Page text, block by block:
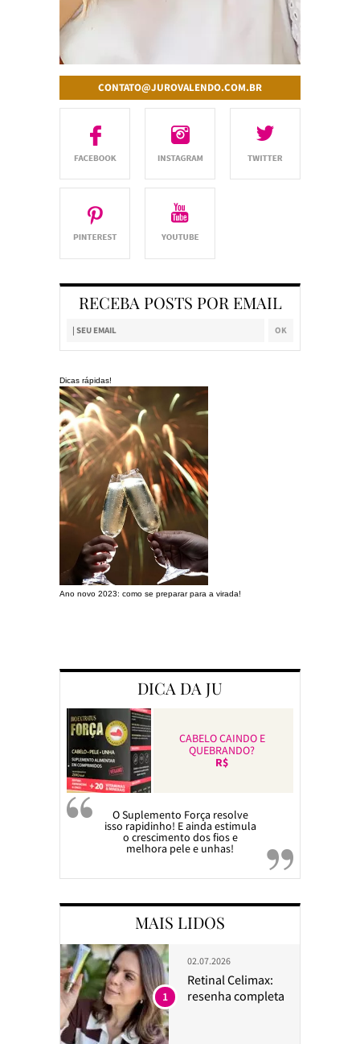
CONTATO@JUROVALENDO.COM.BR
RECEBA POSTS POR EMAIL
Dicas rápidas!
Ano novo 2023: como se preparar para a virada!
DICA DA JU
CABELO CAINDO E
QUEBRANDO?
R$
O Suplemento Força resolve
isso rapidinho! E ainda estimula
o crescimento dos fios e
melhora pele e unhas!
MAIS LIDOS
02.07.2026
Retinal Celimax:
resenha completa
1